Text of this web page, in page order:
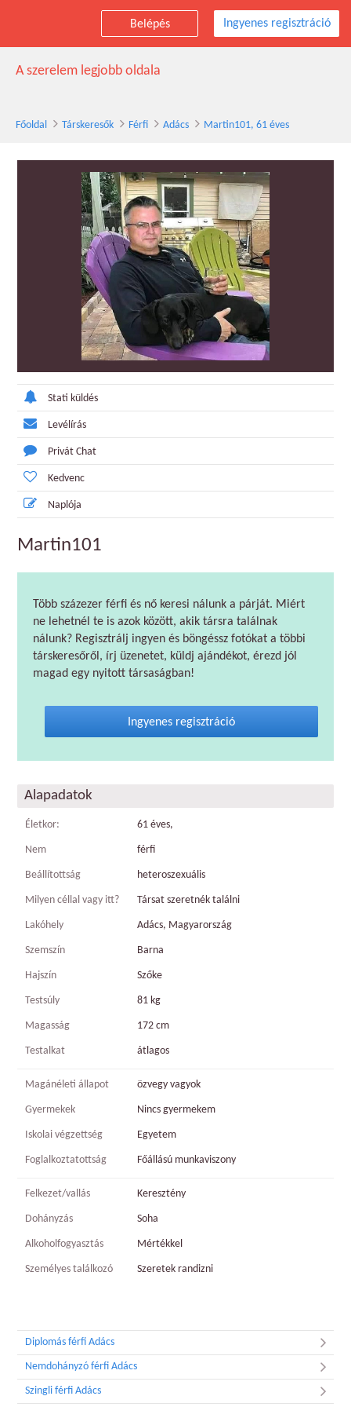
Belépés Ingyenes regisztráció
Martin101 társkereső férfi, 61 éves, Adács
A szerelem legjobb oldala
Főoldal Társkeresők Férfi Adács Martin101, 61 éves
Stati küldés
Levélírás
Privát Chat
Kedvenc
Naplója
Martin101
Több százezer férfi és nő keresi nálunk a párját. Miért
ne lehetnél te is azok között, akik társra találnak
nálunk? Regisztrálj ingyen és böngéssz fotókat a többi
társkeresőről, írj üzenetet, küldj ajándékot, érezd jól
magad egy nyitott társaságban!
Ingyenes regisztráció
Alapadatok
Életkor: 61 éves,
Nem férfi
Beállítottság heteroszexuális
Milyen céllal vagy itt? Társat szeretnék találni
Lakóhely Adács, Magyarország
Szemszín Barna
Hajszín Szőke
Testsúly 81 kg
Magasság 172 cm
Testalkat átlagos
Magánéleti állapot özvegy vagyok
Gyermekek Nincs gyermekem
Iskolai végzettség Egyetem
Foglalkoztatottság Főállású munkaviszony
Felkezet/vallás Keresztény
Dohányzás Soha
Alkoholfogyasztás Mértékkel
Személyes találkozó Szeretek randizni
Diplomás férfi Adács
Nemdohányzó férfi Adács
Szingli férfi Adács